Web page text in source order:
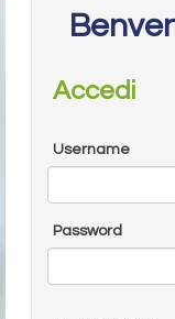
Accedi
Username
Password